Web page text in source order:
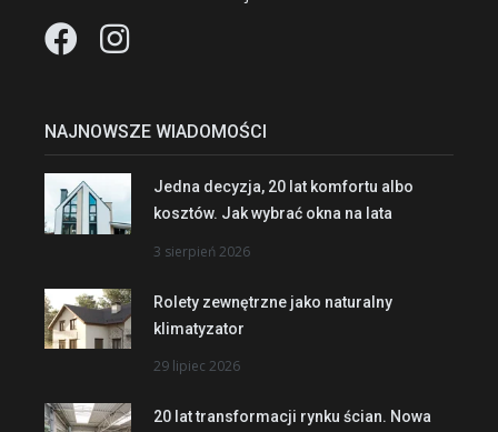
NAJNOWSZE WIADOMOŚCI
Jedna decyzja, 20 lat komfortu albo
kosztów. Jak wybrać okna na lata
3 sierpień 2026
Rolety zewnętrzne jako naturalny
klimatyzator
29 lipiec 2026
20 lat transformacji rynku ścian. Nowa